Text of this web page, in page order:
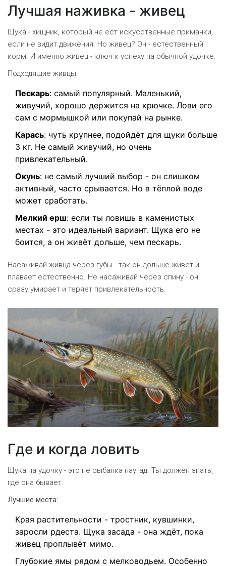
Лучшая наживка - живец
Щука - хищник, который не ест искусственные приманки,
если не видит движения. Но живец? Он - естественный
корм. И именно живец - ключ к успеху на обычной удочке.
Подходящие живцы:
Пескарь: самый популярный. Маленький,
живучий, хорошо держится на крючке. Лови его
сам с мормышкой или покупай на рынке.
Карась: чуть крупнее, подойдёт для щуки больше
3 кг. Не самый живучий, но очень
привлекательный.
Окунь: не самый лучший выбор - он слишком
активный, часто срывается. Но в тёплой воде
может сработать.
Мелкий ерш: если ты ловишь в каменистых
местах - это идеальный вариант. Щука его не
боится, а он живёт дольше, чем пескарь.
Насаживай живца через губы - так он дольше живёт и
плавает естественно. Не насаживай через спину - он
сразу умирает и теряет привлекательность.
Где и когда ловить
Щука на удочку - это не рыбалка наугад. Ты должен знать,
где она бывает.
Лучшие места:
Края растительности - тростник, кувшинки,
заросли рдеста. Щука засада - она ждёт, пока
живец проплывёт мимо.
Глубокие ямы рядом с мелководьем. Особенно